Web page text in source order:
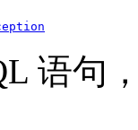
语句